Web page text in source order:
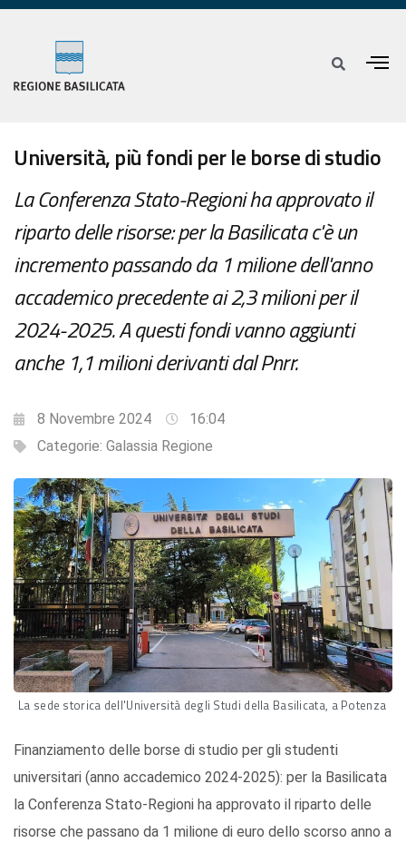
Università, più fondi per le borse di studio
La Conferenza Stato-Regioni ha approvato il
riparto delle risorse: per la Basilicata c'è un
incremento passando da 1 milione dell'anno
accademico precedente ai 2,3 milioni per il
2024-2025. A questi fondi vanno aggiunti
anche 1,1 milioni derivanti dal Pnrr.
8 Novembre 2024
16:04
Categorie: Galassia Regione
La sede storica dell'Università degli Studi della Basilicata, a Potenza
Finanziamento delle borse di studio per gli studenti
universitari (anno accademico 2024-2025): per la Basilicata
la Conferenza Stato-Regioni ha approvato il riparto delle
risorse che passano da 1 milione di euro dello scorso anno a